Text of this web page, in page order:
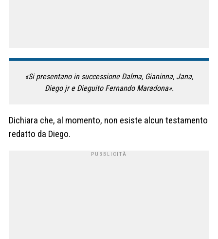
«Si presentano in successione Dalma, Gianinna, Jana,
Diego jr e Dieguito Fernando Maradona».
Dichiara che, al momento, non esiste alcun testamento
redatto da Diego.